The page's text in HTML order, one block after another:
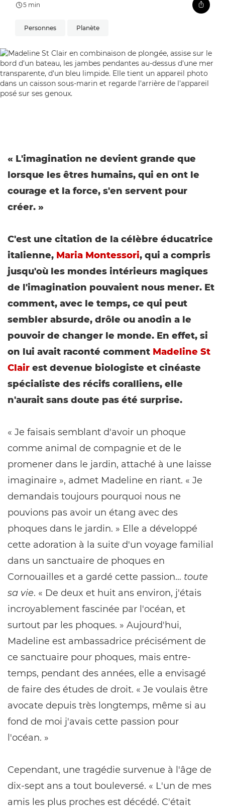
5 min
Personnes Planète
« L'imagination ne devient grande que
lorsque les êtres humains, qui en ont le
courage et la force, s'en servent pour
créer. »
C'est une citation de la célèbre éducatrice
italienne, Maria Montessori, qui a compris
jusqu'où les mondes intérieurs magiques
de l'imagination pouvaient nous mener. Et
comment, avec le temps, ce qui peut
sembler absurde, drôle ou anodin a le
pouvoir de changer le monde. En effet, si
on lui avait raconté comment Madeline St
Clair est devenue biologiste et cinéaste
spécialiste des récifs coralliens, elle
n'aurait sans doute pas été surprise.
« Je faisais semblant d'avoir un phoque
comme animal de compagnie et de le
promener dans le jardin, attaché à une laisse
imaginaire », admet Madeline en riant. « Je
demandais toujours pourquoi nous ne
pouvions pas avoir un étang avec des
phoques dans le jardin. » Elle a développé
cette adoration à la suite d'un voyage familial
dans un sanctuaire de phoques en
Cornouailles et a gardé cette passion… toute
sa vie. « De deux et huit ans environ, j'étais
incroyablement fascinée par l'océan, et
surtout par les phoques. » Aujourd'hui,
Madeline est ambassadrice précisément de
ce sanctuaire pour phoques, mais entre-
temps, pendant des années, elle a envisagé
de faire des études de droit. « Je voulais être
avocate depuis très longtemps, même si au
fond de moi j'avais cette passion pour
l'océan. »
Cependant, une tragédie survenue à l'âge de
dix-sept ans a tout bouleversé. « L'un de mes
amis les plus proches est décédé. C'était